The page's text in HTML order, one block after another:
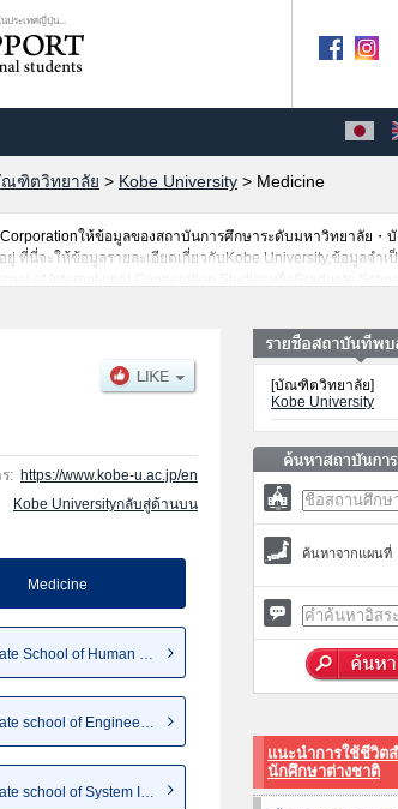
ประเทศญี่ปุ่น...
ณฑิตวิทยาลัย > Kobe University > Medicine
Corporationให้ข้อมูลของสถาบันการศึกษาระดับมหาวิทยาลัย
นี่จะให้ข้อมูลรายละเอียดเกี่ยวกับKobe University,ข้อมูลจำเ
of International Cooperation StudiesหรือGraduate
นทางเป็นต้นไว้ด้วยดังนั้นขอเชิญใช้บริการค้นหาข้อมูลตามอัธ
: https://www.kobe-u.ac.jp/en
Kobe Universityกลับสู่ด้านบน
Medicine
Graduate school of Engineering
[บัณฑิตวิทยาลัย]
Kobe University
ค้นหาจากแผนที่
แนะนำการใช้ชีวิต
นักศึกษาต่างชาติ